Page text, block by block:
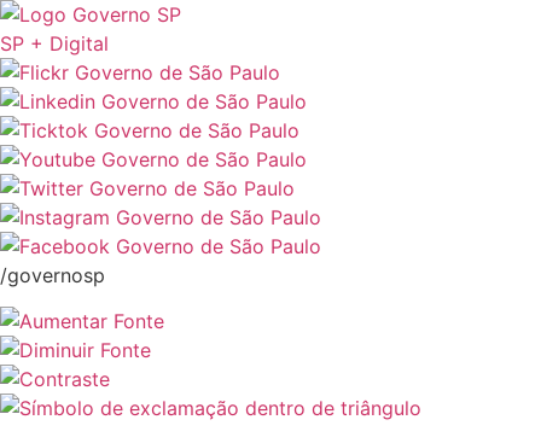
SP + Digital
/governosp